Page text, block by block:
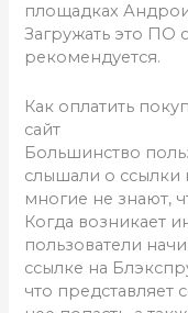
площадках
Загружать это ПО
рекомендуется.
Как оплатить
сайт
Большинство
слышали о ссылки
многие не знают,
Когда возникает
пользователи
ссылке на
что представляет